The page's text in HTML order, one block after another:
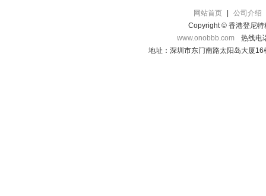
网站首页
公司介绍
Copyright © 香港登尼特
www.onobbb.com
热线电
地址：深圳市东门南路太阳岛大厦